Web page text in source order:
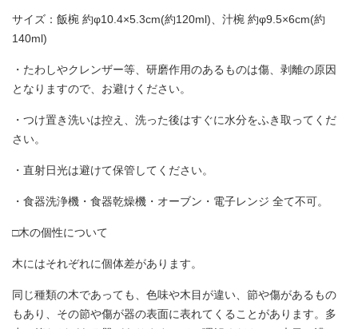
サイズ：飯椀 約φ10.4×5.3cm(約120ml)、汁椀 約φ9.5×6cm(約
140ml)
・たわしやクレンザー等、研磨作用のあるものは傷、剥離の原因
となりますので、お避けください。
・つけ置き洗いは控え、洗った後はすぐに水分をふき取ってくだ
さい。
・直射日光は避けて保管してください。
・食器洗浄機・食器乾燥機・オーブン・電子レンジ 全て不可。
□木の個性について
木にはそれぞれに個体差があります。
同じ種類の木であっても、色味や木目が違い、節や傷があるもの
もあり、その節や傷が器の表面に表れてくることがあります。多